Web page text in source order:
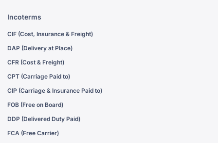
Incoterms
CIF (Cost, Insurance & Freight)
DAP (Delivery at Place)
CFR (Cost & Freight)
CPT (Carriage Paid to)
CIP (Carriage & Insurance Paid to)
FOB (Free on Board)
DDP (Delivered Duty Paid)
FCA (Free Carrier)